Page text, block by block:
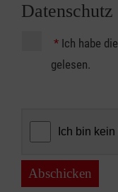
Datenschutz
* Ich habe die
gelesen.
Abschicken